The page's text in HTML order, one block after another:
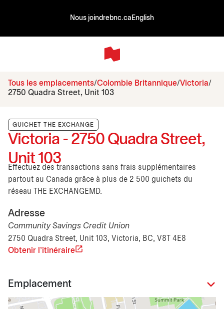
Nous joindrebnc.ca English
Tous les emplacements Colombie Britannique Victoria
2750 Quadra Street, Unit 103
GUICHET THE EXCHANGE
Victoria - 2750 Quadra Street,
Unit 103
Effectuez des transactions sans frais supplémentaires
partout au Canada grâce à plus de 2 500 guichets du
réseau THE EXCHANGEMD.
Adresse
Community Savings Credit Union
2750 Quadra Street, Unit 103, Victoria, BC, V8T 4E8
Obtenir l'itinéraire
Emplacement